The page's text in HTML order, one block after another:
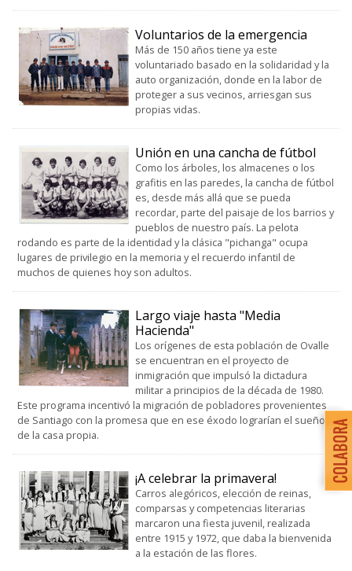
Voluntarios de la emergencia
Más de 150 años tiene ya este
voluntariado basado en la solidaridad y la
auto organización, donde en la labor de
proteger a sus vecinos, arriesgan sus
propias vidas.
Unión en una cancha de fútbol
Como los árboles, los almacenes o los
grafitis en las paredes, la cancha de fútbol
es, desde más allá que se pueda
recordar, parte del paisaje de los barrios y
pueblos de nuestro país. La pelota
rodando es parte de la identidad y la clásica "pichanga" ocupa
lugares de privilegio en la memoria y el recuerdo infantil de
muchos de quienes hoy son adultos.
Largo viaje hasta "Media
Hacienda"
Los orígenes de esta población de Ovalle
se encuentran en el proyecto de
inmigración que impulsó la dictadura
militar a principios de la década de 1980.
Este programa incentivó la migración de pobladores provenientes
de Santiago con la promesa que en ese éxodo lograrían el sueño
de la casa propia.
¡A celebrar la primavera!
Carros alegóricos, elección de reinas,
comparsas y competencias literarias
marcaron una fiesta juvenil, realizada
entre 1915 y 1972, que daba la bienvenida
a la estación de las flores.